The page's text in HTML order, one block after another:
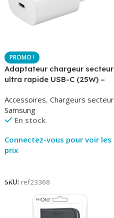
Adaptateur chargeur secteur
ultra rapide USB-C (25W) –
EP-TA800
Accessoires, Chargeurs secteur
Samsung
En stock
Connectez-vous pour voir les
prix
SKU: ref23368